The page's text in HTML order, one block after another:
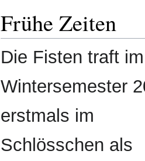
Frühe Zeiten
Die Fisten traft im
Wintersemester
erstmals im
Schlösschen als